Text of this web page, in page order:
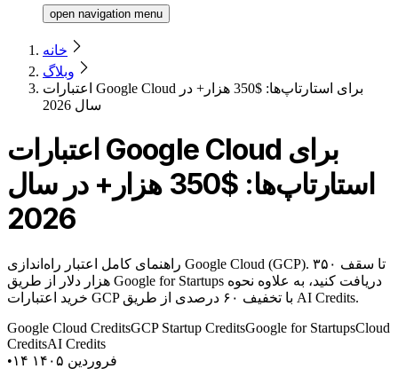
open navigation menu
خانه
وبلاگ
اعتبارات Google Cloud برای استارتاپ‌ها: $350 هزار+ در
سال 2026
اعتبارات Google Cloud برای
استارتاپ‌ها: $350 هزار+ در سال
2026
راهنمای کامل اعتبار راه‌اندازی Google Cloud (GCP). تا سقف ۳۵۰
هزار دلار از طریق Google for Startups دریافت کنید، به علاوه نحوه
خرید اعتبارات GCP با تخفیف ۶۰ درصدی از طریق AI Credits.
Google Cloud CreditsGCP Startup CreditsGoogle for StartupsCloud
CreditsAI Credits
•
۱۴ فروردین ۱۴۰۵